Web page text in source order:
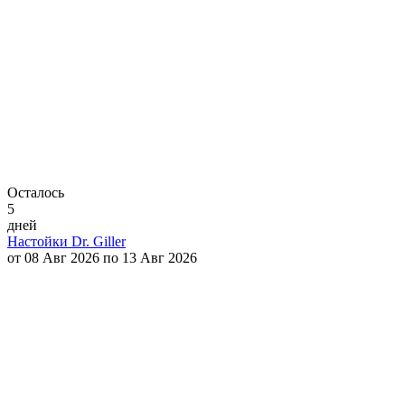
Осталось
5
дней
Настойки Dr. Giller
от 08 Авг 2026 по 13 Авг 2026